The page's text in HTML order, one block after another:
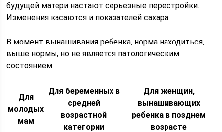
будущей матери настают серьезные перестройки.
Изменения касаются и показателей сахара.
В момент вынашивания ребенка, норма находиться,
выше нормы, но не является патологическим
состоянием:
Для
молодых
мам
Для беременных в
средней
возрастной
категории
Для женщин,
вынашивающих
ребенка в позднем
возрасте